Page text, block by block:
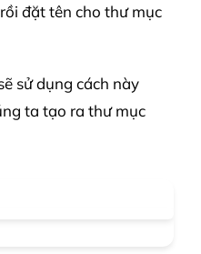
rồi đặt tên cho thư mục
sử dụng cách này
ta tạo ra thư mục